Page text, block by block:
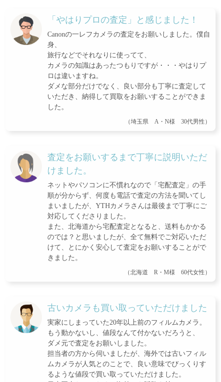
「やはりプロの査定」と感じました！
Canonの一レフカメラの査定をお願いしました。僕自
身、
旅行などでそれなりに使ってて、
カメラの知識はあったつもりですが・・・やはりプ
ロは違いますね。
ダメな部分だけでなく、良い部分も丁寧に査定して
いただき、納得して買取をお願いすることができま
した。
（埼玉県 A・N様 30代男性）
査定をお願いするまで丁寧に説明いただ
けました。
ネットやパソコンに不慣れなので「宅配査定」の手
順が分からず、何度も電話で査定の方法を聞いてし
まいましたが、YTHカメラさんは最後まで丁寧にご
対応してくださりました。
また、北海道から宅配査定となると、送料もかかる
のでは？と思いましたが、全て無料でご対応いただ
けて、とにかく安心して査定をお願いすることがで
きました。
（北海道 R・M様 60代女性）
古いカメラも買い取っていただけました
実家にしまっていた20年以上前のフィルムカメラ。
もう動かないし、値段なんて付かないだろうと、
ダメ元で査定をお願いしました。
担当者の方から伺いましたが、海外では古いフィル
ムカメラが人気とのことで、良い意味でびっくりす
るような値段で買い取っていただけました。